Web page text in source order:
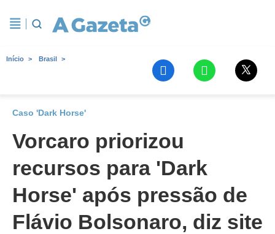
Início Brasil
Caso 'Dark Horse'
Vorcaro priorizou
recursos para 'Dark
Horse' após pressão de
Flávio Bolsonaro, diz site